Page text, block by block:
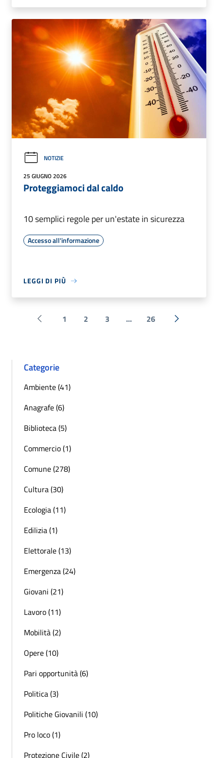
NOTIZIE
25 GIUGNO 2026
Proteggiamoci dal caldo
10 semplici regole per un'estate in sicurezza
Accesso all'informazione
LEGGI DI PIÙ
Pagina precedente
1 2 3 ... 26 Successiva
Categorie
Ambiente (41)
Anagrafe (6)
Biblioteca (5)
Commercio (1)
Comune (278)
Cultura (30)
Ecologia (11)
Edilizia (1)
Elettorale (13)
Emergenza (24)
Giovani (21)
Lavoro (11)
Mobilità (2)
Opere (10)
Pari opportunità (6)
Politica (3)
Politiche Giovanili (10)
Pro loco (1)
Protezione Civile (2)